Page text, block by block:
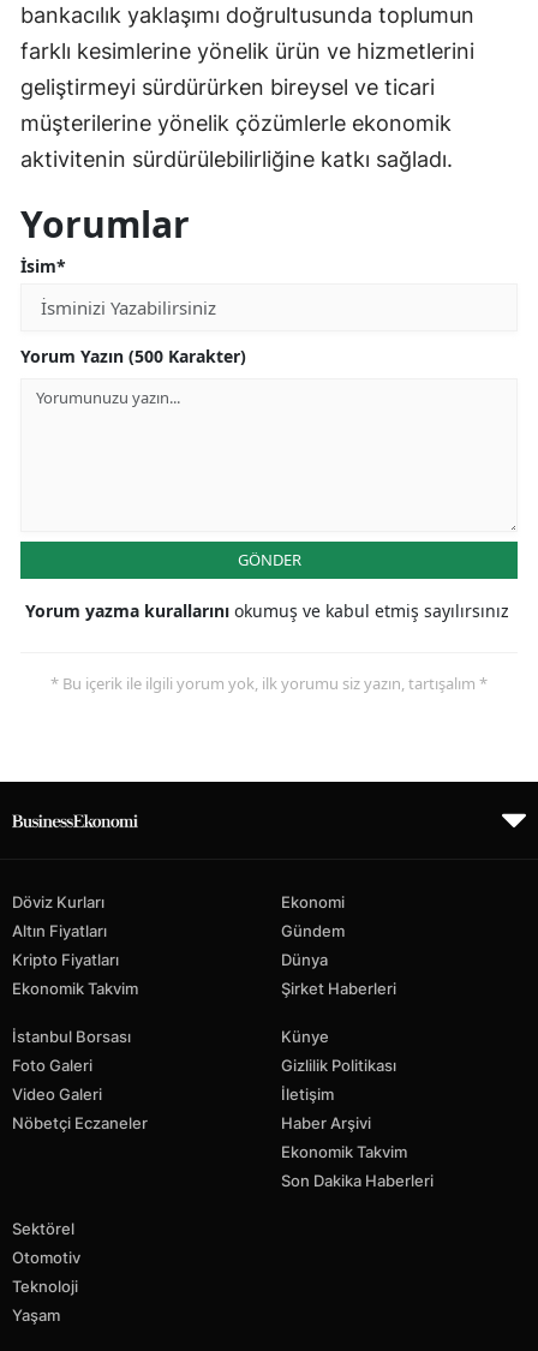
bankacılık yaklaşımı doğrultusunda toplumun
farklı kesimlerine yönelik ürün ve hizmetlerini
geliştirmeyi sürdürürken bireysel ve ticari
müşterilerine yönelik çözümlerle ekonomik
aktivitenin sürdürülebilirliğine katkı sağladı.
Yorumlar
İsim*
Yorum Yazın (500 Karakter)
GÖNDER
Yorum yazma kurallarını okumuş ve kabul etmiş sayılırsınız
* Bu içerik ile ilgili yorum yok, ilk yorumu siz yazın, tartışalım *
Döviz Kurları
Altın Fiyatları
Kripto Fiyatları
Ekonomik Takvim
Ekonomi
Gündem
Dünya
Şirket Haberleri
İstanbul Borsası
Foto Galeri
Video Galeri
Nöbetçi Eczaneler
Künye
Gizlilik Politikası
İletişim
Haber Arşivi
Ekonomik Takvim
Son Dakika Haberleri
Sektörel
Otomotiv
Teknoloji
Yaşam